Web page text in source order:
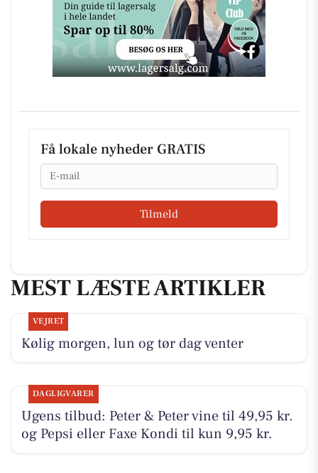
Få lokale nyheder GRATIS
Email
Tilmeld
MEST LÆSTE ARTIKLER
VEJRET
Kølig morgen, lun og tør dag venter
DAGLIGVARER
Ugens tilbud: Peter & Peter vine til 49,95 kr.
og Pepsi eller Faxe Kondi til kun 9,95 kr.